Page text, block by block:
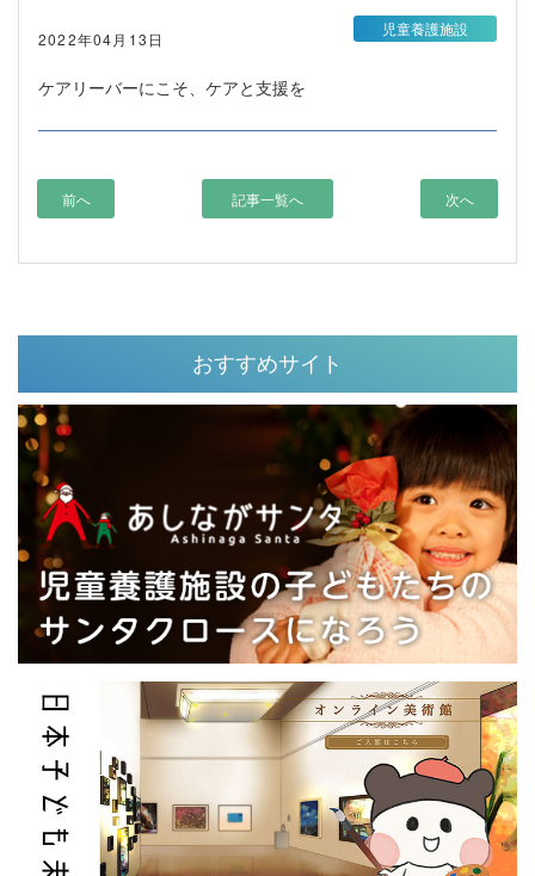
2022年04月13日
ケアリーバーにこそ、ケアと支援を
児童養護施設
前へ 記事一覧へ 次へ
おすすめサイト